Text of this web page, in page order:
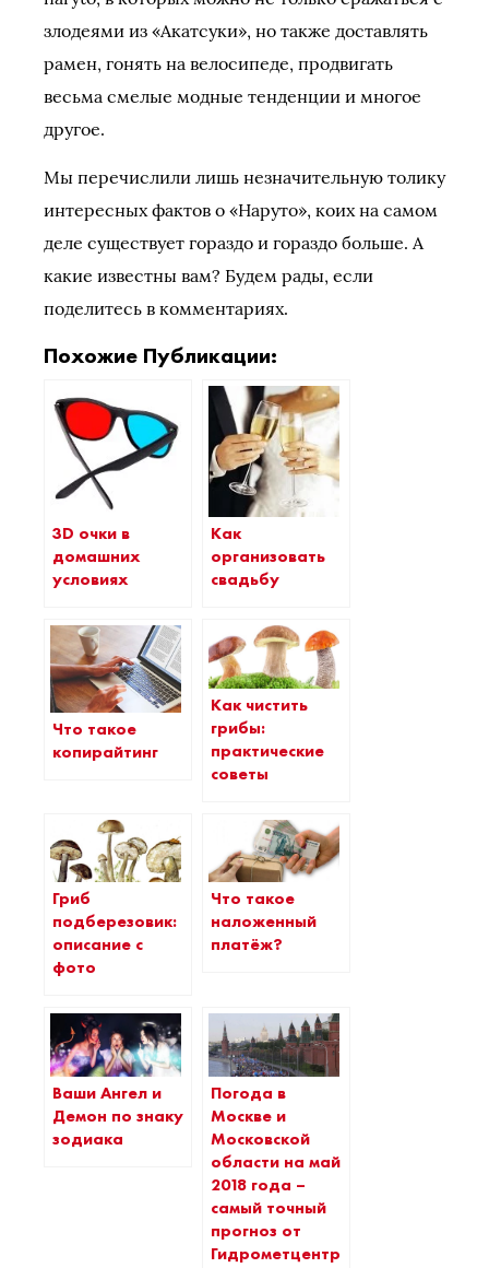
злодеями из «Акатсуки», но также доставлять
рамен, гонять на велосипеде, продвигать
весьма смелые модные тенденции и многое
другое.
Мы перечислили лишь незначительную толику
интересных фактов о «Наруто», коих на самом
деле существует гораздо и гораздо больше. А
какие известны вам? Будем рады, если
поделитесь в комментариях.
Похожие Публикации:
3D очки в
домашних
условиях
Как
организовать
свадьбу
Что такое
копирайтинг
Как чистить
грибы:
практические
советы
Гриб
подберезовик:
описание с
фото
Что такое
наложенный
платёж?
Ваши Ангел и
Демон по знаку
зодиака
Погода в
Москве и
Московской
области на май
2018 года –
самый точный
прогноз от
Гидрометцентра